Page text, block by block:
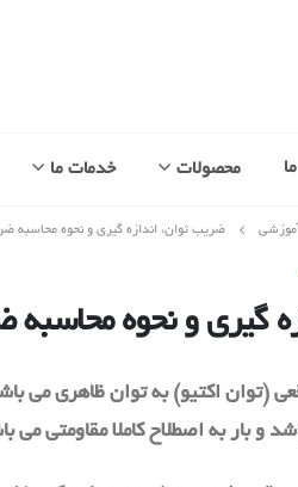
محصولات خدمات ما
ضریب توان، اندازه گیری و نحوه محاسبه
گیری و نحوه
و بار به اصطلاح کاملا مقاومتی می